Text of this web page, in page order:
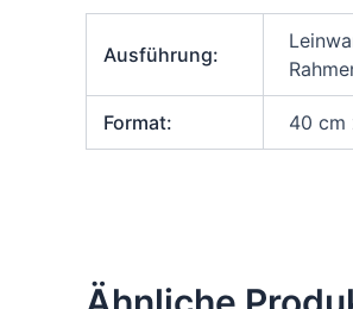
Ausführung:
Format: 40 cm